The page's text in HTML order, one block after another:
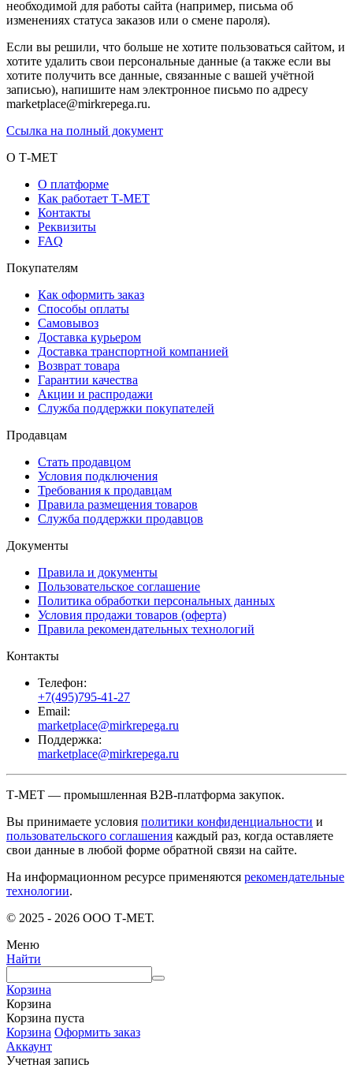
необходимой для работы сайта (например, письма об
изменениях статуса заказов или о смене пароля).
Если вы решили, что больше не хотите пользоваться сайтом, и
хотите удалить свои персональные данные (а также если вы
хотите получить все данные, связанные с вашей учётной
записью), напишите нам электронное письмо по адресу
marketplace@mirkrepega.ru.
Ссылка на полный документ
О Т-МЕТ
О платформе
Как работает Т-МЕТ
Контакты
Реквизиты
FAQ
Покупателям
Как оформить заказ
Способы оплаты
Самовывоз
Доставка курьером
Доставка транспортной компанией
Возврат товара
Гарантии качества
Акции и распродажи
Служба поддержки покупателей
Продавцам
Стать продавцом
Условия подключения
Требования к продавцам
Правила размещения товаров
Служба поддержки продавцов
Документы
Правила и документы
Пользовательское соглашение
Политика обработки персональных данных
Условия продажи товаров (оферта)
Правила рекомендательных технологий
Контакты
Телефон:
+7(495)795-41-27
Email:
marketplace@mirkrepega.ru
Поддержка:
marketplace@mirkrepega.ru
Т-МЕТ — промышленная B2B-платформа закупок.
Вы принимаете условия политики конфиденциальности и
пользовательского соглашения каждый раз, когда оставляете
свои данные в любой форме обратной связи на сайте.
На информационном ресурсе применяются рекомендательные
технологии.
© 2025 - 2026 ООО Т-МЕТ.
Меню
Найти
Корзина
Корзина
Корзина пуста
Корзина Оформить заказ
Аккаунт
Учетная запись